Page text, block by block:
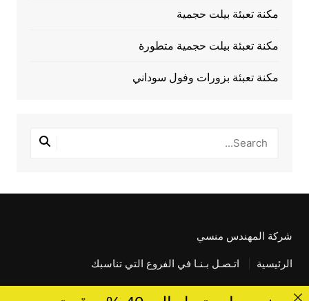
مكنة تعبئة بيلت حجمية
مكنة تعبئة بيلت حجمية متطورة
مكنة تعبئة بزورات وفول سوداني
شركة المهندس منسي
الرئيسية اتـصـل بـنـا في الفروع التي تناسبك